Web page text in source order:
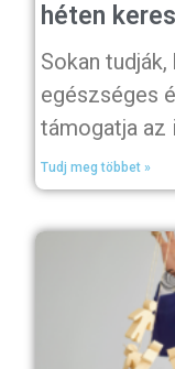
héten
Sokan
egészséges
támogatja az
Tudj meg többet »